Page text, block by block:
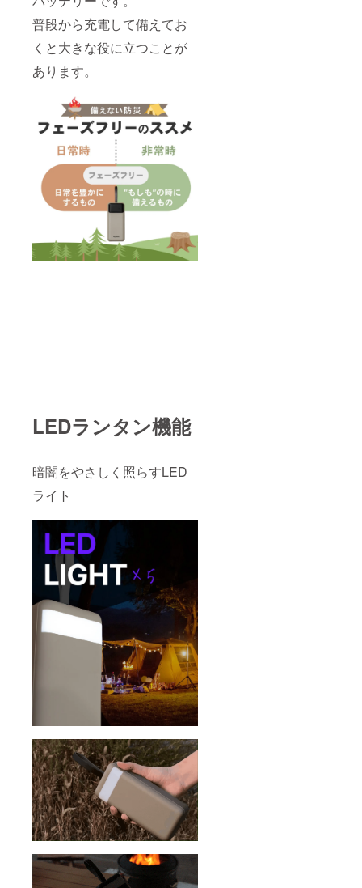
普段から充電して備えてお
くと大きな役に立つことが
あります。
LEDランタン機能
暗闇をやさしく照らすLED
ライト